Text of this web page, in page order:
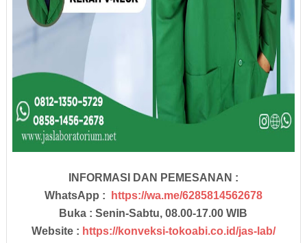
INFORMASI DAN PEMESANAN :
WhatsApp :
https://wa.me/6285814562678
Buka : Senin-Sabtu, 08.00-17.00 WIB
Website : https://konveksi-tokoabi.co.id/jas-lab/